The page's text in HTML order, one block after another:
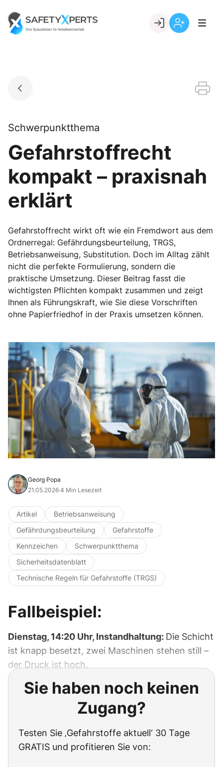
content
Go to landing page.
Schwerpunktthema
Gefahrstoffrecht
kompakt – praxisnah
erklärt
Gefahrstoffrecht wirkt oft wie ein Fremdwort aus dem
Ordnerregal: Gefährdungsbeurteilung, TRGS,
Betriebsanweisung, Substitution. Doch im Alltag zählt
nicht die perfekte Formulierung, sondern die
praktische Umsetzung. Dieser Beitrag fasst die
wichtigsten Pflichten kompakt zusammen und zeigt
Ihnen als Führungskraft, wie Sie diese Vorschriften
ohne Papierfriedhof in der Praxis umsetzen können.
Georg Popa
21.05.2026·4 Min Lesezeit
Artikel
Betriebsanweisung
Gefährdungsbeurteilung
Gefahrstoffe
Kennzeichen
Schwerpunktthema
Sicherheitsdatenblatt
Technische Regeln für Gefahrstoffe (TRGS)
Fallbeispiel:
Dienstag, 14:20 Uhr, Instandhaltung: Die Schicht
ist knapp besetzt, zwei Maschinen stehen still –
der Druck ist hoch.
Sie haben noch keinen
Zugang?
Testen Sie ‚Gefahrstoffe aktuell‘ 30 Tage
GRATIS und profitieren Sie von: